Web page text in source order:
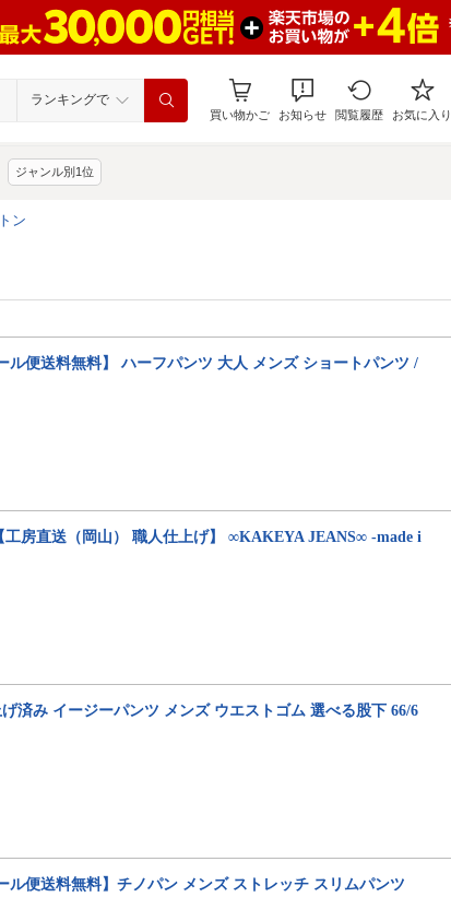
ランキングで
買い物かご お知らせ 閲覧履歴 お気に入り
ジャンル別1位
ン
ル便送料無料】 ハーフパンツ 大人 メンズ ショートパンツ /
房直送（岡山） 職人仕上げ】 ∞KAKEYA JEANS∞ -made i
げ済み イージーパンツ メンズ ウエストゴム 選べる股下 66/6
ル便送料無料】チノパン メンズ ストレッチ スリムパンツ